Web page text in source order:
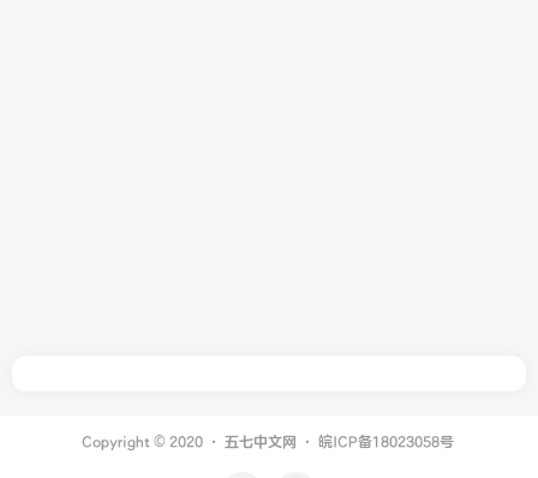
Copyright © 2020 · 五七中文网 · 皖ICP备18023058号